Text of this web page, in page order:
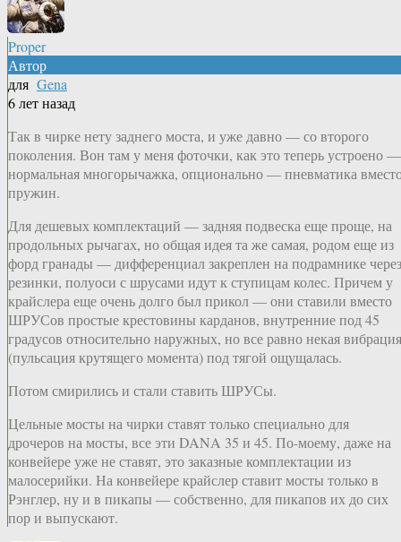
Proper
Автор
для Gena
6 лет назад
Так в чирке нету заднего моста, и уже давно — со второго
поколения. Вон там у меня фоточки, как это теперь устроено —
нормальная многорычажка, опционально — пневматика
пружин.
Для дешевых комплектаций — задняя подвеска еще проще, на
продольных рычагах, но общая идея та же самая, родом еще из
форд гранады — дифференциал закреплен на подрамнике через
резинки, полуоси с шрусами идут к ступицам колес. Причем у
крайслера еще очень долго был прикол — они ставили вместо
ШРУСов простые крестовины карданов, внутренние под 45
градусов относительно наружных, но все равно некая вибрация
(пульсация крутящего момента) под тягой ощущалась.
Потом смирились и стали ставить ШРУСы.
Цельные мосты на чирки ставят только специально для
дрочеров на мосты, все эти DANA 35 и 45. По-моему, даже на
конвейере уже не ставят, это заказные комплектации из
малосерийки. На конвейере крайслер ставит мосты только в
Рэнглер, ну и в пикапы — собственно, для пикапов их до сих
пор и выпускают.